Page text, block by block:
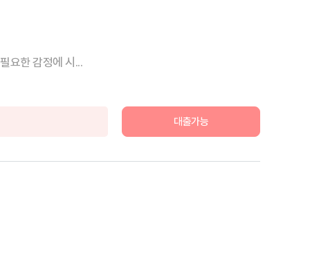
요한 감정에 시...
대출가능